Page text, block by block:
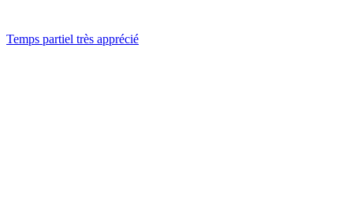
Temps partiel très apprécié